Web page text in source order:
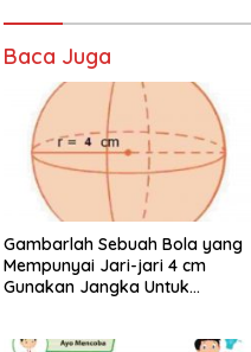
Baca Juga
Gambarlah Sebuah Bola yang
Mempunyai Jari-jari 4 cm
Gunakan Jangka Untuk